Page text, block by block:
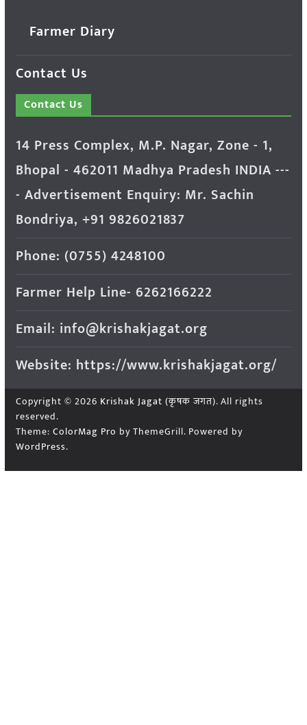
Farmer Diary
Contact Us
Contact Us
14 Press Complex, M.P. Nagar, Zone - 1,
Bhopal - 462011 Madhya Pradesh INDIA ---
- Advertisement Enquiry: Mr. Sachin
Bondriya, +91 9826021837
Phone: (0755) 4248100
Farmer Help Line- 6262166222
Email: info@krishakjagat.org
Website: https://www.krishakjagat.org/
Copyright © 2026 Krishak Jagat (कृषक जगत). All rights
reserved.
Theme: ColorMag Pro by ThemeGrill. Powered by
WordPress.